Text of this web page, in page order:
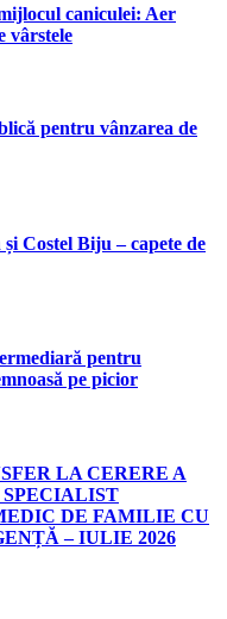
caniculei: Aer
vârstele
pentru vânzarea de
Costel Biju – capete de
pentru
pe picior
LA CERERE A
DE FAMILIE CU
– IULIE 2026